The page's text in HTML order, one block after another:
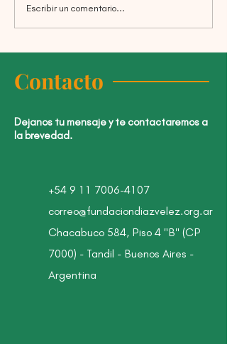
Charla sobre Literatura y
Alfabetización:
Escribir un comentario...
Contacto
Dejanos tu mensaje y te contactaremos a
la brevedad.
+54 9 11 7006-4107
correo@fundaciondiazvelez.org.ar
Chacabuco 584, Piso 4 "B" (CP
7000) - Tandil - Buenos Aires -
Argentina